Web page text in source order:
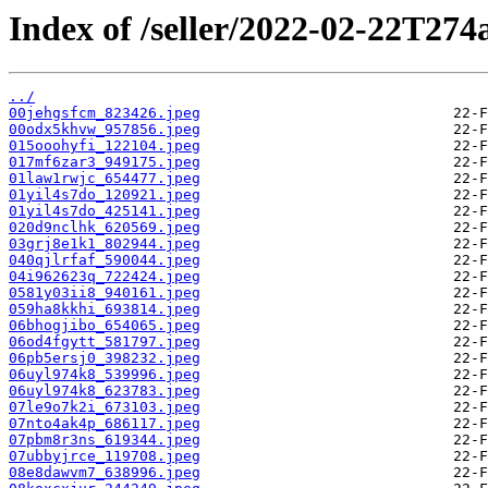
Index of /seller/2022-02-
../
00jehgsfcm_823426.jpeg
00odx5khvw_957856.jpeg
015ooohyfi_122104.jpeg
017mf6zar3_949175.jpeg
01law1rwjc_654477.jpeg
01yil4s7do_120921.jpeg
01yil4s7do_425141.jpeg
020d9nclhk_620569.jpeg
03grj8e1k1_802944.jpeg
040qjlrfaf_590044.jpeg
04i962623q_722424.jpeg
0581y03ii8_940161.jpeg
059ha8kkhi_693814.jpeg
06bhogjibo_654065.jpeg
06od4fgytt_581797.jpeg
06pb5ersj0_398232.jpeg
06uyl974k8_539996.jpeg
06uyl974k8_623783.jpeg
07le9o7k2i_673103.jpeg
07nto4ak4p_686117.jpeg
07pbm8r3ns_619344.jpeg
07ubbyjrce_119708.jpeg
08e8dawvm7_638996.jpeg